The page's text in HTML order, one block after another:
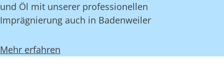
und Öl mit unserer professionellen
Imprägnierung auch in Badenweiler
Mehr erfahren